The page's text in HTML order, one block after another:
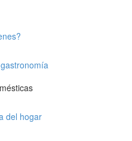
del hogar